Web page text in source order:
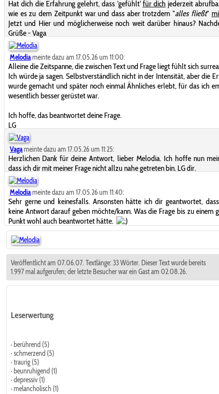
Hat dich die Erfahrung gelehrt, dass 'gefühlt' für dich jederzeit
wie es zu dem Zeitpunkt war und dass aber trotzdem "alles fließt"
Jetzt und Hier und möglicherweise noch weit darüber hinaus?
Grüße - Vaga
Melodiameinte dazu am 17.05.26 um 11:00:
Alleine die Zeitspanne, die zwischen Text und Frage liegt fühlt sich
Ich würde ja sagen. Selbstverständlich nicht in der Intensität, aber die
wurde gemacht und später noch einmal Ähnliches erlebt, für das ich
wesentlich besser gerüstet war.
Ich hoffe, das beantwortet deine Frage.
LG
Vagameinte dazu am 17.05.26 um 11:25:
Herzlichen Dank für deine Antwort, lieber Melodia. Ich hoffe nun
dass ich dir mit meiner Frage nicht allzu nahe getreten bin. LG dir.
Melodiameinte dazu am 17.05.26 um 11:40:
Sehr gerne und keinesfalls. Ansonsten hätte ich dir geantwortet,
keine Antwort darauf geben möchte/kann. Was die Frage bis zu einem
Punkt wohl auch beantwortet hätte.
Veröffentlicht am 07.06.07. Textlänge: 33 Wörter. Dieser Text wurde bereits
1.997 mal aufgerufen; der letzte Besucher war ein Gast am 02.08.26.
Leserwertung
· berührend (5)
· schmerzend (5)
· traurig (5)
· beunruhigend (1)
· depressiv (1)
· melancholisch (1)